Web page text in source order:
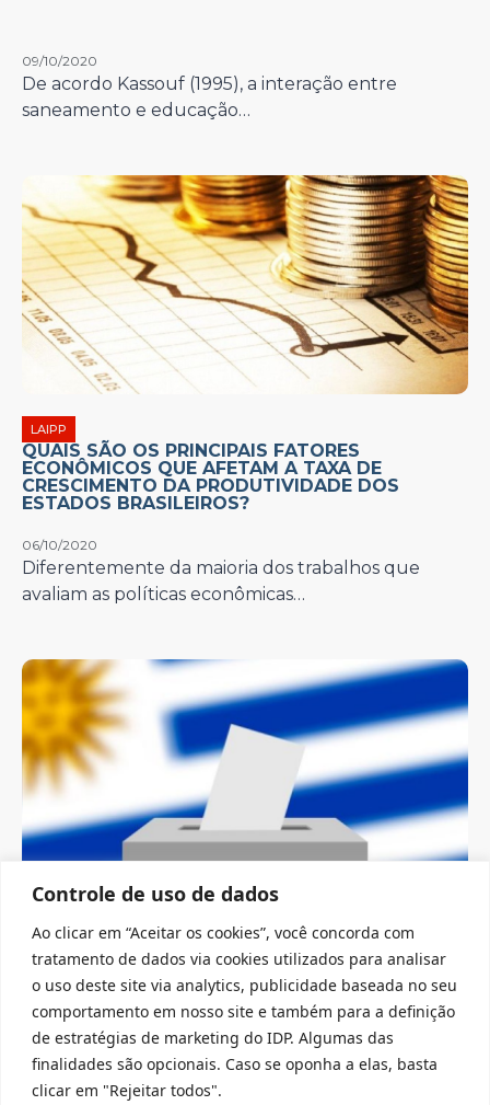
Controle de uso de dados
Ao clicar em “Aceitar os cookies”, você concorda com
tratamento de dados via cookies utilizados para analisar
o uso deste site via analytics, publicidade baseada no seu
comportamento em nosso site e também para a definição
de estratégias de marketing do IDP. Algumas das
finalidades são opcionais. Caso se oponha a elas, basta
clicar em "Rejeitar todos".
09/10/2020
De acordo Kassouf (1995), a interação entre
saneamento e educação…
LAIPP
QUAIS SÃO OS PRINCIPAIS FATORES
ECONÔMICOS QUE AFETAM A TAXA DE
CRESCIMENTO DA PRODUTIVIDADE DOS
ESTADOS BRASILEIROS?
06/10/2020
Diferentemente da maioria dos trabalhos que
avaliam as políticas econômicas…
COMO POLÍTICAS DE TRANSFERÊNCIA AFETAM
O APOIO AO GOVERNO?
02/10/2020
O governo do Uruguai lançou entre 2005 e 2007